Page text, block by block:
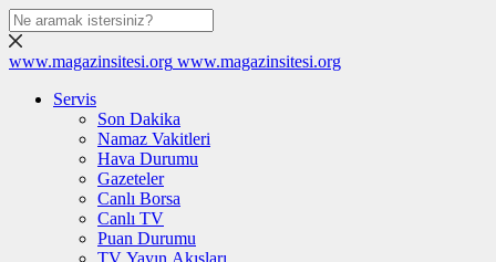
www.magazinsitesi.org www.magazinsitesi.org
Servis
Son Dakika
Namaz Vakitleri
Hava Durumu
Gazeteler
Canlı Borsa
Canlı TV
Puan Durumu
TV Yayın Akışları